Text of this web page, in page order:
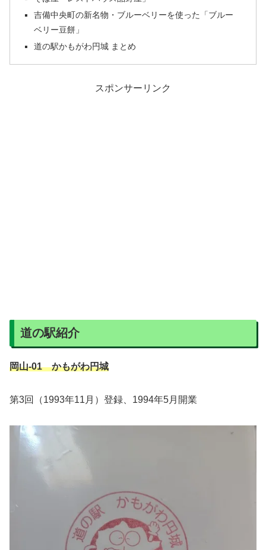
吉備中央町の新名物・ブルーベリーを使った「ブルー
ベリー豆餅」
道の駅かもがわ円城 まとめ
スポンサーリンク
道の駅紹介
岡山-01 かもがわ円城
第3回（1993年11月）登録、1994年5月開業